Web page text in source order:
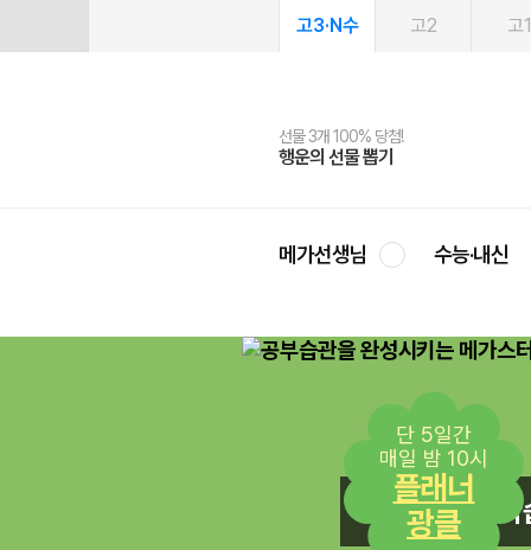
고3·N수 고2 고1
선물 3개 100% 당첨!
행운의 선물 뽑기
선물 100% 증정!
메가스터디 X 올리브
여름방학 스터디 캐시백
메가런 썸머스쿨
2027 러셀 단과
강사 공개선발
스마트러닝앱
설문 EVENT
메가패스
3일 무료 체험권
메가패스 수강생 무료혜택!
메가클럽 멤버십
사회공헌 캠페인
희망이룸 메가나눔
메가선생님 수능·내신
단 5일간
매일 밤 10시
플래너
광클
주간완전